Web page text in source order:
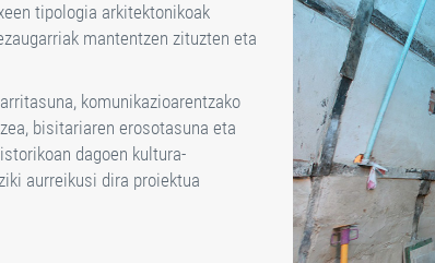
tipologia arkitektonikoak
mantentzen zituzten eta
komunikazioarentzako
bisitariaren erosotasuna eta
dagoen kultura-
aurreikusi dira proiektua